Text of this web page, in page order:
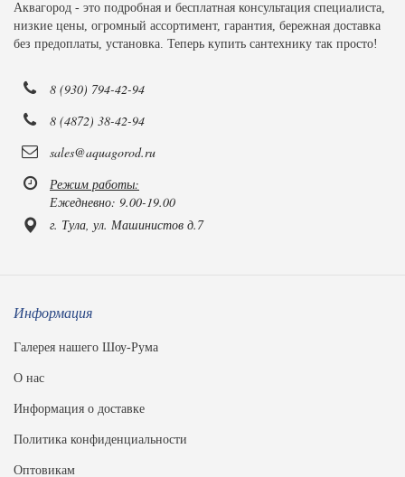
Аквагород - это подробная и бесплатная консультация специалиста,
низкие цены, огромный ассортимент, гарантия, бережная доставка
без предоплаты, установка. Теперь купить сантехнику так просто!
8 (930) 794-42-94
8 (4872) 38-42-94
sales@aquagorod.ru
Режим работы:
Ежедневно: 9.00-19.00
г. Тула, ул. Машинистов д.7
Информация
Галерея нашего Шоу-Рума
О нас
Информация о доставке
Политика конфиденциальности
Оптовикам